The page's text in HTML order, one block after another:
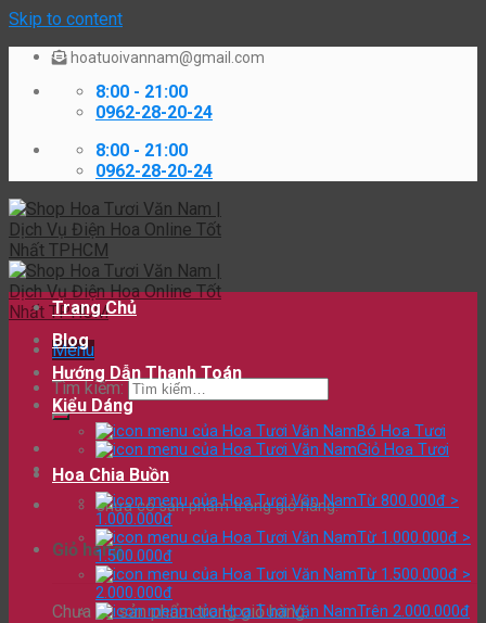
Skip to content
hoatuoivannam@gmail.com
8:00 - 21:00
0962-28-20-24
8:00 - 21:00
0962-28-20-24
Menu
Tìm kiếm:
Chưa có sản phẩm trong giỏ hàng.
Giỏ hàng
Chưa có sản phẩm trong giỏ hàng.
Trang Chủ
Blog
Hướng Dẫn Thanh Toán
Kiểu Dáng
Bó Hoa Tươi
Giỏ Hoa Tươi
Hoa Chia Buồn
Từ 800.000đ >
1.000.000đ
Từ 1.000.000đ >
1.500.000đ
Từ 1.500.000đ >
2.000.000đ
Trên 2.000.000đ